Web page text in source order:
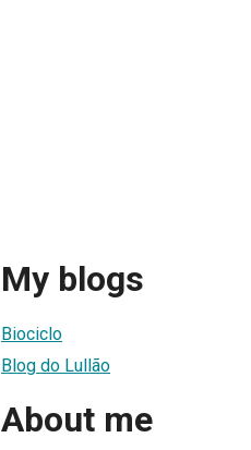
My blogs
Biociclo
Blog do Lullão
About me